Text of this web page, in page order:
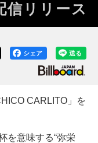
信リリース
送る
シェア
CARLITO」を
を意味する“弥栄